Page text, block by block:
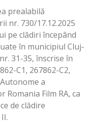
prealabilă
nr. 730/17.12.2025
pe clădiri începând
în municipiul Cluj-
31-35, înscrise în
C1, 267862-C2,
a
Film RA, ca
de clădire